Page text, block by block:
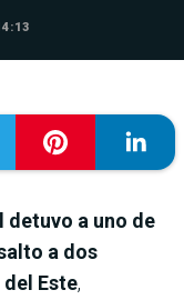
detuvo a uno de
a dos
Este,